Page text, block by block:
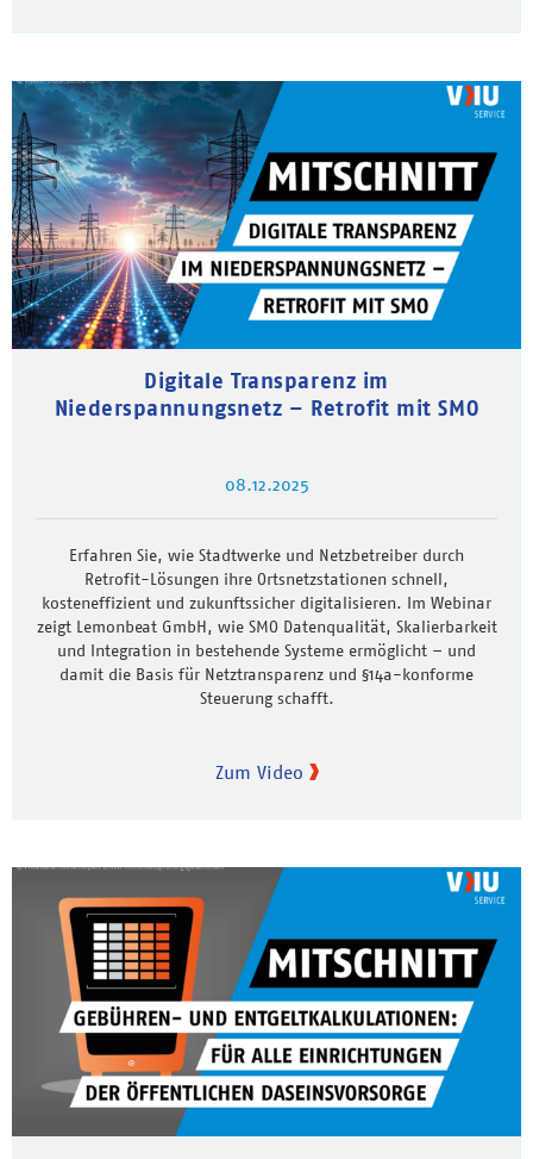
Digitale Transparenz im
Niederspannungsnetz – Retrofit mit SMO
08.12.2025
Erfahren Sie, wie Stadtwerke und Netzbetreiber durch
Retrofit-Lösungen ihre Ortsnetzstationen schnell,
kosteneffizient und zukunftssicher digitalisieren. Im Webinar
zeigt Lemonbeat GmbH, wie SMO Datenqualität, Skalierbarkeit
und Integration in bestehende Systeme ermöglicht – und
damit die Basis für Netztransparenz und §14a-konforme
Steuerung schafft.
Zum Video